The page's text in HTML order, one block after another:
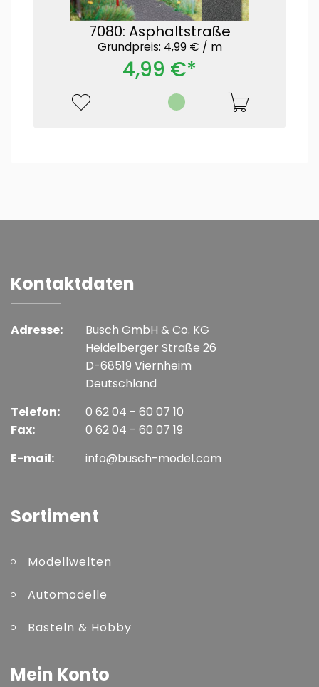
7080: Asphaltstraße
Grundpreis: 4,99 € / m
4,99 €*
Kontaktdaten
Adresse:
Busch GmbH & Co. KG
Heidelberger Straße 26
D-68519 Viernheim
Deutschland
Telefon:
Fax:
0 62 04 - 60 07 10
0 62 04 - 60 07 19
E-mail:
info@busch-model.com
Sortiment
Modellwelten
Automodelle
Basteln & Hobby
Mein Konto